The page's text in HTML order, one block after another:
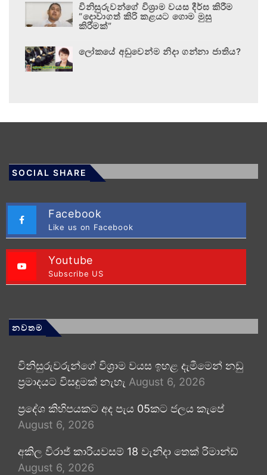
විනිසුරුවන්ගේ විශ්‍රාම වයස දීර්ඝ කිරීම
“දොවාගත් කිරි කළයට ගොම මුසු
කිරීමක්”
ලෝකයේ අඩුවෙන්ම නිදා ගන්නා ජාතිය?
SOCIAL SHARE
Facebook
Like us on Facebook
Youtube
Subscribe US
නවතම
විනිසුරුවරුන්ගේ විශ්‍රාම වයස ඉහළ දැමීමෙන් නඩු
ප්‍රමාදයට විසඳුමක් නැහැ August 6, 2026
ප්‍රදේශ කිහිපයකට අද පැය 05කට ජලය කැපේ
August 6, 2026
අකිල විරාජ් කාරියවසම් 18 වැනිදා තෙක් රිමාන්ඩ්
August 6, 2026